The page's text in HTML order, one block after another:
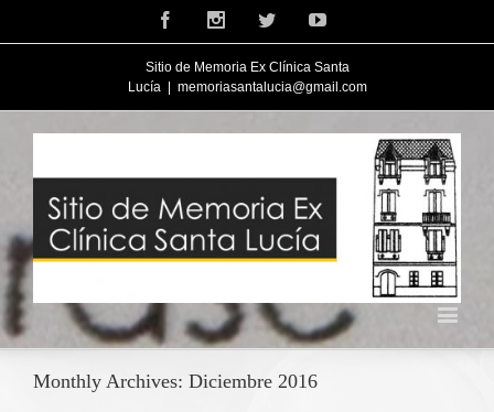
FacebookInstagramTwitterYoutube
Sitio de Memoria Ex Clínica Santa
Lucía
memoriasantalucia@gmail.com
Monthly Archives: Diciembre 2016